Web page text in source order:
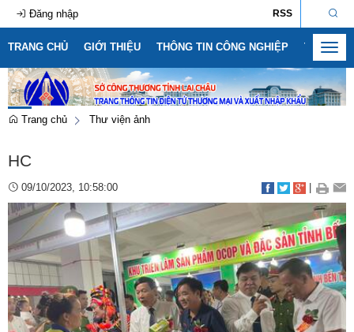
RSS
Đăng nhập
TRANG CHỦ GIỚI THIỆU THÔNG TIN CÔNG NGHIỆP THÔNG
Trang chủ Thư viện ảnh
HC
09/10/2023, 10:58:00